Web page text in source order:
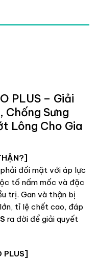
PLUS – Giải
Sưng
Lông Cho Gia
đối mặt với áp lực
tố nấm mốc và đặc
trị. Gan và thận bị
tỉ lệ chết cao, đáp
ra đời để giải quyết
PLUS]